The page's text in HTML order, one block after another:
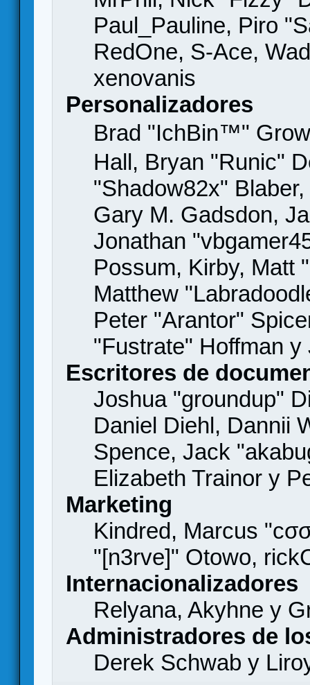
Paul_Pauline, Piro
RedOne, S-Ace,
xenovanis
Personalizadores
Brad "IchBin™"
Hall, Bryan "Runic"
"Shadow82x"
Gary M. Gadsdon,
Jonathan
Possum, Kirby, Matt
Matthew
Peter "Arantor"
"Fustrate" Hoffman
Escritores de
Joshua "groundup"
Daniel Diehl, Dannii
Spence, Jack
Elizabeth Trainor y
Marketing
Kindred, Marcus
"[n3rve]" Otowo,
Internacionalizadores
Relyana, Akyhne y
Administradores de
Derek Schwab y